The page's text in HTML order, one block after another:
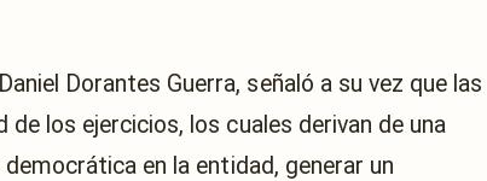
Dorantes Guerra, señaló a su vez que las
los ejercicios, los cuales derivan de una
en la entidad, generar un